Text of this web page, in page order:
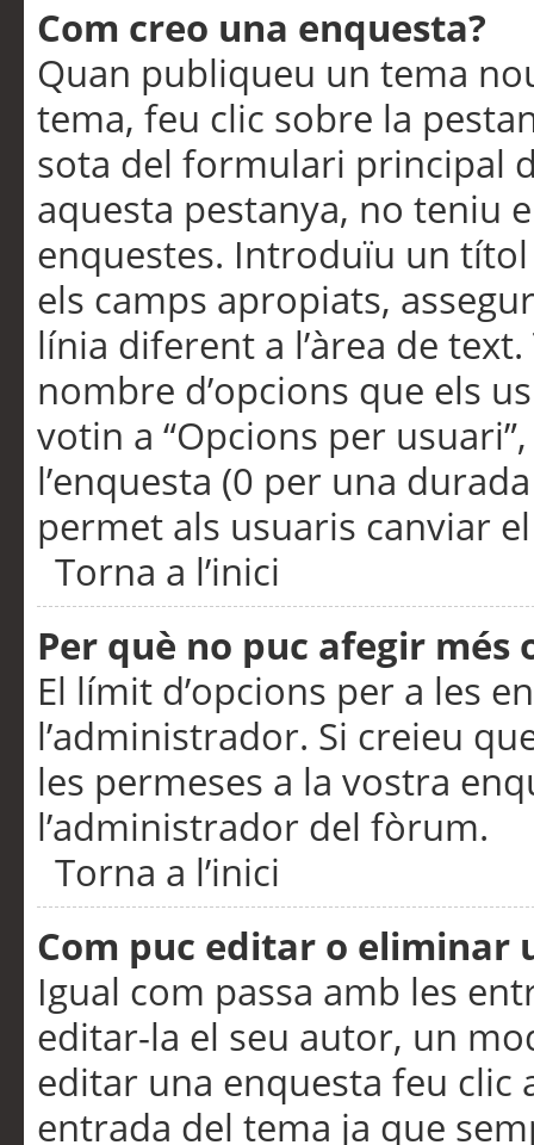
Com creo una enquesta?
Quan publiqueu un tema
tema, feu clic sobre la
sota del formulari principal
aquesta pestanya, no teniu
enquestes. Introduïu un
els camps apropiats,
línia diferent a l’àrea de
nombre d’opcions que els
votin a “Opcions per
l’enquesta (0 per una
permet als usuaris canviar
Torna a l’inici
Per què no puc afegir més
El límit d’opcions per a les
l’administrador. Si creieu
les permeses a la vostra
l’administrador del fòrum.
Torna a l’inici
Com puc editar o eliminar
Igual com passa amb les
editar-la el seu autor, un
editar una enquesta feu clic
entrada del tema ja que